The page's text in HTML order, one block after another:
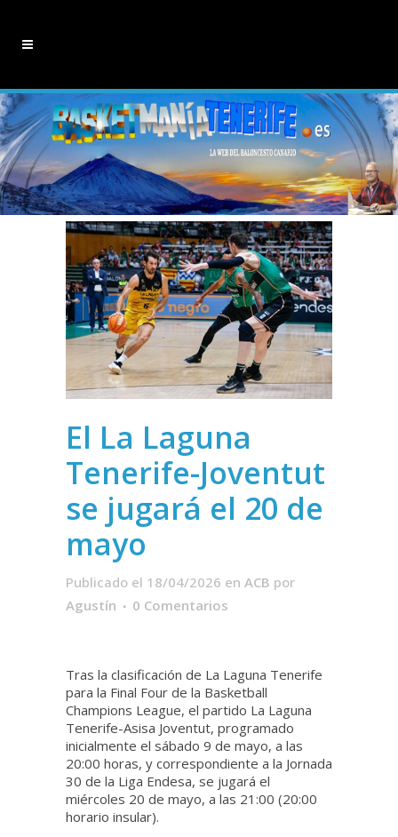
El La Laguna
Tenerife-Joventut
se jugará el 20 de
mayo
Publicado el 18/04/2026 en ACB por
Agustín
0 Comentarios
Tras la clasificación de La Laguna Tenerife
para la Final Four de la Basketball
Champions League, el partido La Laguna
Tenerife-Asisa Joventut, programado
inicialmente el sábado 9 de mayo, a las
20:00 horas, y correspondiente a la Jornada
30 de la Liga Endesa, se jugará el
miércoles 20 de mayo, a las 21:00 (20:00
horario insular).